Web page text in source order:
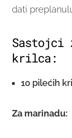
dati
Sastojci
krilca:
10 pilećih
Za marinadu: